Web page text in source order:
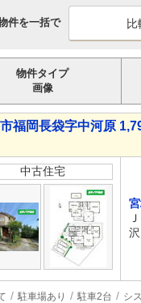
件を一括で
物件タイプ
画像
福岡長袋字中河原
中古住宅
駐車場あり 駐車2台 シ